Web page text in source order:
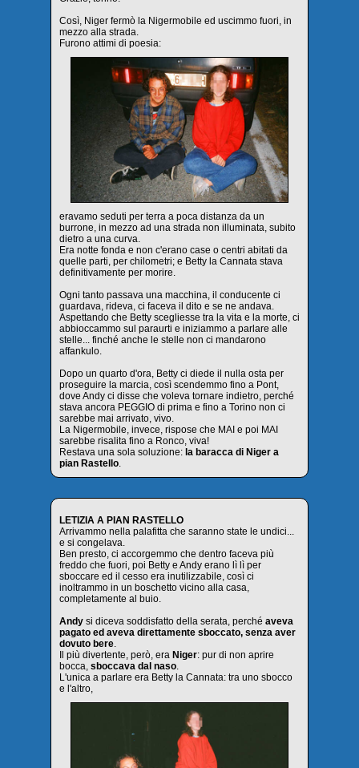
Così, Niger fermò la Nigermobile ed uscimmo fuori, in
mezzo alla strada.
Furono attimi di poesia:
eravamo seduti per terra a poca distanza da un
burrone, in mezzo ad una strada non illuminata, subito
dietro a una curva.
Era notte fonda e non c'erano case o centri abitati da
quelle parti, per chilometri; e Betty la Cannata stava
definitivamente per morire.
Ogni tanto passava una macchina, il conducente ci
guardava, rideva, ci faceva il dito e se ne andava.
Aspettando che Betty scegliesse tra la vita e la morte, ci
abbioccammo sul paraurti e iniziammo a parlare alle
stelle... finché anche le stelle non ci mandarono
affankulo.
Dopo un quarto d'ora, Betty ci diede il nulla osta per
proseguire la marcia, così scendemmo fino a Pont,
dove Andy ci disse che voleva tornare indietro, perché
stava ancora PEGGIO di prima e fino a Torino non ci
sarebbe mai arrivato, vivo.
La Nigermobile, invece, rispose che MAI e poi MAI
sarebbe risalita fino a Ronco, viva!
Restava una sola soluzione: la baracca di Niger a
pian Rastello.
LETIZIA A PIAN RASTELLO
Arrivammo nella palafitta che saranno state le undici...
e si congelava.
Ben presto, ci accorgemmo che dentro faceva più
freddo che fuori, poi Betty e Andy erano lì lì per
sboccare ed il cesso era inutilizzabile, così ci
inoltrammo in un boschetto vicino alla casa,
completamente al buio.
Andy si diceva soddisfatto della serata, perché aveva
pagato ed aveva direttamente sboccato, senza aver
dovuto bere.
Il più divertente, però, era Niger: pur di non aprire
bocca, sboccava dal naso.
L'unica a parlare era Betty la Cannata: tra uno sbocco
e l'altro,